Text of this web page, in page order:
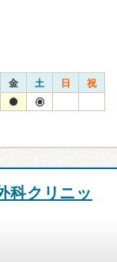
金 土 日 祝
科クリニッ